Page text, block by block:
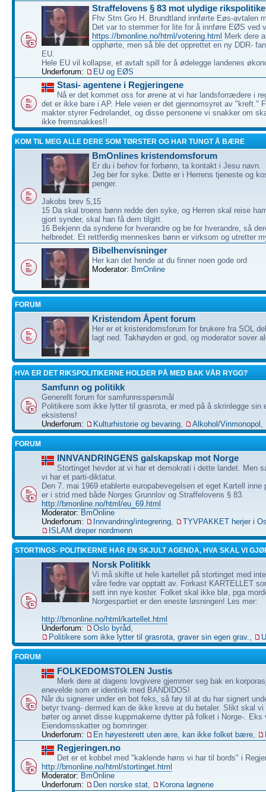
Straffelovens § 83 mot ulydige
Fhv Stm Gro H. Brundtland innførte Eøs-avtalen
Det var to stemmer for lite for å innføre EØS ved
https://bmonline.no/html/votering.html
Merk dere
opphørte, men så ble det opprettet en ny DDR-
EU.
Hele EU vil kollapse, et avtalt spill for å ødelegge landenes
Underforum:
EU og EØS
Stasi- agentene i Regjeringene
Nå er det kommet oss for ørene at vi har landsforrædere i
det er ikke bare i AP. Hele veien er det gjennomsyret av "kreft."
makter styrer Fedrelandet, og disse personene vi snakker om
ikke fremsnakkes!!
KOM TIL MEG ALLE DERE SOM TØRSTER OG HAR TUNGT Å BÆRE
BmOnlines kristendomsforum
Er du i behov for forbønn, ta kontakt i Jesu navn.
Jeg ber for syke. Dette er i Herrens tjeneste og
penger.
Jakobs brev 5,15
15 Da skal troens bønn redde den syke, og Herren skal reise
gjort synder, skal han få dem tilgitt.
16 Bekjenn da syndene for hverandre og be for hverandre, så
helbredet. Et rettferdig menneskes bønn er virksom og utretter
Bibelhenvisninger
Her kan det hende at du finner noen gode ord
Moderator: BmOnline
FORUM
Kristendom Åpent forum
Her er et kristendomsforum for brukere fra SOL
lagt ned. Takhøyden er god, og moderator sover
HVA ER DET RIKSPOLITIKERNE HOLDER PÅ MED BAK VÅR RYGG?
Samfunn og politikk
Generellt forum for samfunnsspørsmål
Politikere som ikke lytter til grasrota, er med på å skrinlegge sin
eksistens!
Underforum:
Kulturhistorie og bevaring, Alkohol/Vinmonopol ,
FORUM
INNVANDRINGENS galskapskap mot Norge
Stortinget hevder at vi har et demokrati i dette landet. Men
vi har et parti-diktatur.
Den 7. mai 1969 etablerte europabevegelsen et eget Kartell inne
er i strid med både Norges Grunnlov og Straffelovens § 83.
http://bmonline.no/html/eu_69.html
Moderator: BmOnline
Underforum:
Innvandring/integrering,
TYVPAKKET herjer i
ISLAM dreper nordmenn
STORTINGS- POLITIKERNE HAR EN SKJULT AGENDA, HVA SKAL VI
Norsk Politikk
Vi må skifte ut hele kartellet på stortinget med
våre fedre var opptatt av. Forkast KARTELLET
sett inn nye koster. Folket skal ikke blø, pga
Norgespartiet er den eneste løsningen! Les mer:
http://bmonline.no/html/kartellet.html
Underforum:
Oslo byråd,
Politikere som ikke lytter til grasrota, graver sin egen grav.,
FORUM
FOLKEDOMSTOLEN Justis
Merk dere at dagens lovgivere gjemmer seg bak en
enevelde som er identisk med BANDIDOS!
Når du signerer under en bot feks, så føy til at du har signert
betyr tvang- dermed kan de ikke kreve at du betaler. Slikt skal
bøter og annet disse kuppmakerne dytter på folket i Norge-. Eks
Eiendomsskatter og bomringer.
Underforum:
En høyesterett uten ære, kan ikke folket bære,
Regjeringen.no
Det er et kobbel med "kaklende høns vi har til bords" i
http://bmonline.no/html/stortinget.html
Moderator: BmOnline
Underforum:
Den norske stat, Korona løgnene